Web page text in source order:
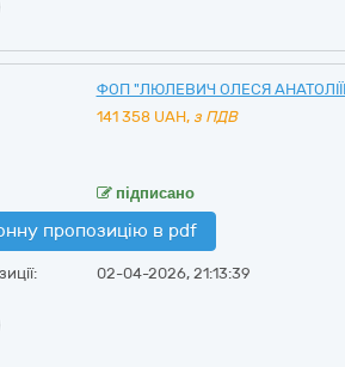
ФОП "ЛЮЛЕВИЧ ОЛЕСЯ
141 358 UAH, з ПДВ
підписано
пропозицію в pdf
02-04-2026, 21:13:39